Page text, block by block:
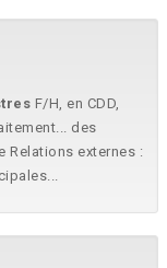
F/H, en CDD,
des
Relations externes :